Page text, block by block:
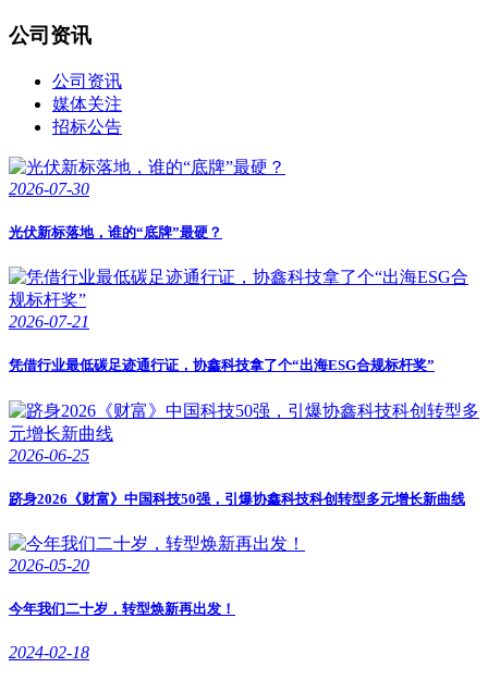
公司资讯
公司资讯
媒体关注
招标公告
2026-07-30
光伏新标落地，谁的“底牌”最硬？
2026-07-21
凭借行业最低碳足迹通行证，协鑫科技拿了个“出海ESG合规标杆奖”
2026-06-25
跻身2026《财富》中国科技50强，引爆协鑫科技科创转型多元增长新曲线
2026-05-20
今年我们二十岁，转型焕新再出发！
2024-02-18